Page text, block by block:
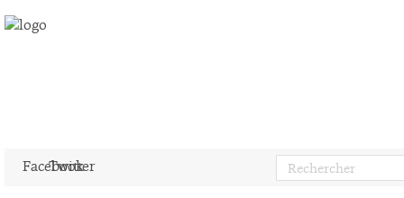
Facebook
Twitter